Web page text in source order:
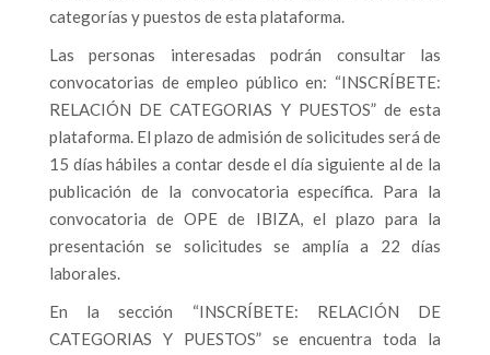
categorías y puestos de esta plataforma.
Las personas interesadas podrán consultar las
convocatorias de empleo público en: “INSCRÍBETE:
RELACIÓN DE CATEGORIAS Y PUESTOS” de esta
plataforma. El plazo de admisión de solicitudes será de
15 días hábiles a contar desde el día siguiente al de la
publicación de la convocatoria específica. Para la
convocatoria de OPE de IBIZA, el plazo para la
presentación se solicitudes se amplía a 22 días
laborales.
En la sección “INSCRÍBETE: RELACIÓN DE
CATEGORIAS Y PUESTOS” se encuentra toda la